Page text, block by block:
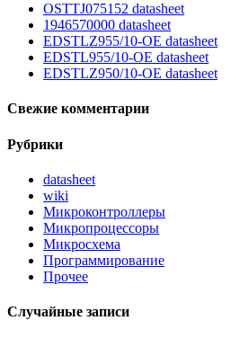
OSTTJ075152 datasheet
1946570000 datasheet
EDSTLZ955/10-OE datasheet
EDSTL955/10-OE datasheet
EDSTLZ950/10-OE datasheet
Свежие комментарии
Рубрики
datasheet
wiki
Микроконтроллеры
Микропроцессоры
Микросхема
Программирование
Прочее
Случайные записи